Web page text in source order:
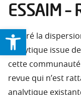
Ouvrir la barre d’outils
ESSAIM –
Malgré la
analytique issue
cette communauté
revue qui n’est
analytique